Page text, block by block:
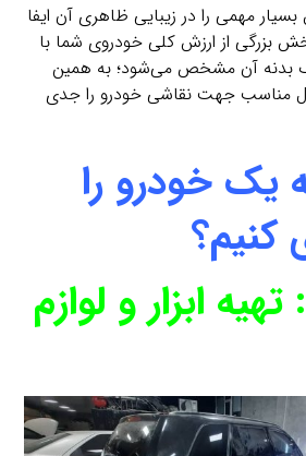
مهمی را در زیبایی ظاهری آن ایفا
بزرگی از ارزش کلی خودروی شما با
بدنه آن مشخص می‌شود؛ به همین
مناسب جهت نقاشی خودرو را جدی
یک خودرو را
کنیم؟
ابزار و لوازم